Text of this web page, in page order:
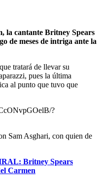
la cantante Britney Spears
de meses de intriga ante la
tratará de llevar su
pues la última
al punto que tuvo que
?
Sam Asghari, con quien de
Britney Spears
Carmen